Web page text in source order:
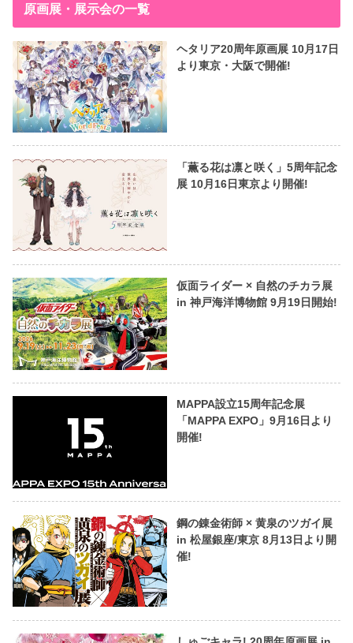
原画展・展示会の一覧
ヘタリア20周年原画展 10月17日
より東京・大阪で開催!
「薫る花は凛と咲く」5周年記念
展 10月16日東京より開催!
仮面ライダー × 自然のチカラ展
in 神戸海洋博物館 9月19日開始!
MAPPA設立15周年記念展
「MAPPA EXPO」9月16日より
開催!
鋼の錬金術師 × 黄泉のツガイ展
in 松屋銀座/東京 8月13日より開
催!